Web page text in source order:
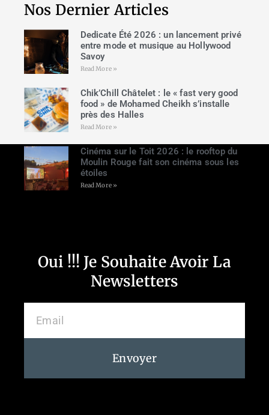
Nos Dernier Articles
Dedicate Été 2026 : un lancement privé
entre mode et musique au Hollywood
Savoy
Read More »
Chik’Chill Châtelet : le « fast very good
food » de Mohamed Cheikh s’installe
près des Halles
Read More »
Cinéma sur le Toit 2026 : le rooftop du
Moulin Rouge fait son cinéma sous les
étoiles
Read More »
Oui !!! Je Souhaite Avoir La
Newsletters
Envoyer